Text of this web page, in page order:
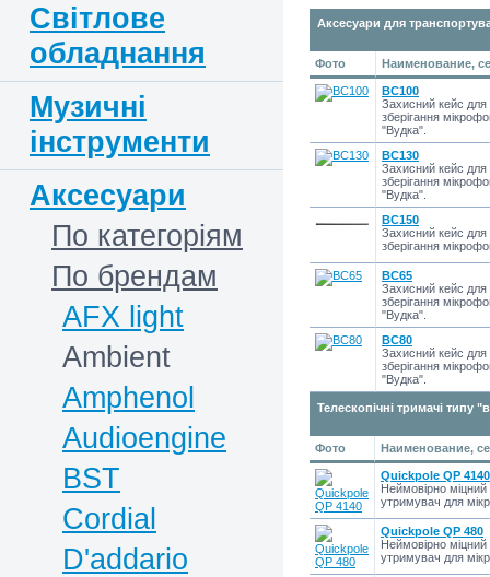
Світлове
обладнання
Музичні
інструменти
Аксесуари
По категоріям
По брендам
AFX light
Ambient
Amphenol
Audioengine
BST
Cordial
D'addario
Аксесуари для
Фото Наименование,
BC100
Захисний кейс для
зберігання
"Вудка".
BC130
Захисний кейс для
зберігання
"Вудка".
BC150
Захисний кейс для
зберігання
BC65
Захисний кейс для
зберігання
"Вудка".
BC80
Захисний кейс для
зберігання
"Вудка".
Телескопічні тримачі типу
Фото Наименование,
Quickpole QP 4140
Неймовірно міцний
утримувач для
Quickpole QP 480
Неймовірно міцний
утримувач для